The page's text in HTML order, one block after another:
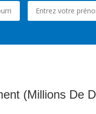
(Millions De